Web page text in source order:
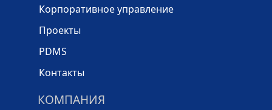
Корпоративное управление
Проекты
PDMS
Контакты
КОМПАНИЯ